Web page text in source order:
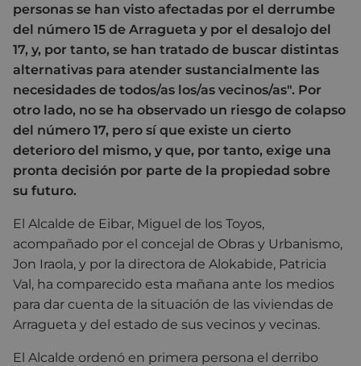
personas se han visto afectadas por el derrumbe
del número 15 de Arragueta y por el desalojo del
17, y, por tanto, se han tratado de buscar distintas
alternativas para atender sustancialmente las
necesidades de todos/as los/as vecinos/as". Por
otro lado, no se ha observado un riesgo de colapso
del número 17, pero sí que existe un cierto
deterioro del mismo, y que, por tanto, exige una
pronta decisión por parte de la propiedad sobre
su futuro.
El Alcalde de Eibar, Miguel de los Toyos,
acompañado por el concejal de Obras y Urbanismo,
Jon Iraola, y por la directora de Alokabide, Patricia
Val, ha comparecido esta mañana ante los medios
para dar cuenta de la situación de las viviendas de
Arragueta y del estado de sus vecinos y vecinas.
El Alcalde ordenó en primera persona el derribo